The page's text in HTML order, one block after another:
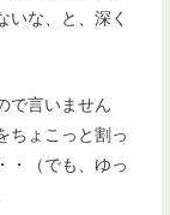
いな、と、深く
で言いません
ちょこっと割っ
・（でも、ゆっ